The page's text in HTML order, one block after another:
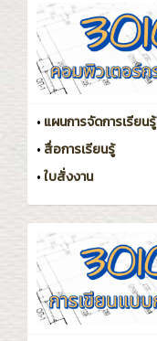
• แผนการจัดการเรียนรู้
• สื่อการเรียนรู้
•ใบสั่งงาน